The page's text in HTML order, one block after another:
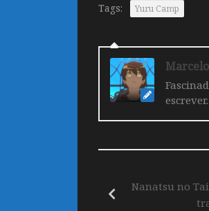
Tags: Yuru Camp
Nanatsu no